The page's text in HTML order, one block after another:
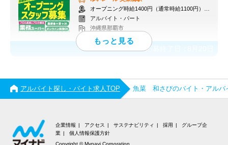
オープニング時給1400円（通常時給1100円）※各種手当あり
アルバイト・パート
沖縄県那覇市
応募終了日：
アルバイト探し・バイト求人TOP 魚菜 和さびのバイト・アルバ
企業情報 アクセス サステナビリティ 採用
グループ企
業
個人情報保護方針
Copyright © Mynavi Corporation